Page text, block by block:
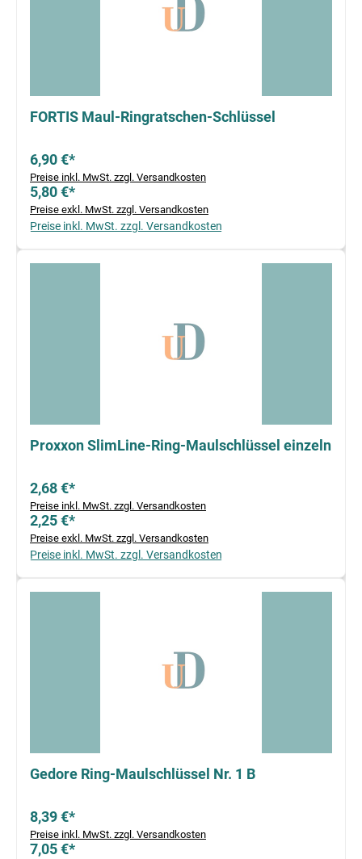
FORTIS Maul-Ringratschen-Schlüssel
6,90 €*
Preise inkl. MwSt. zzgl. Versandkosten
5,80 €*
Preise exkl. MwSt. zzgl. Versandkosten
Preise inkl. MwSt. zzgl. Versandkosten
Proxxon SlimLine-Ring-Maulschlüssel einzeln
2,68 €*
Preise inkl. MwSt. zzgl. Versandkosten
2,25 €*
Preise exkl. MwSt. zzgl. Versandkosten
Preise inkl. MwSt. zzgl. Versandkosten
Gedore Ring-Maulschlüssel Nr. 1 B
8,39 €*
Preise inkl. MwSt. zzgl. Versandkosten
7,05 €*